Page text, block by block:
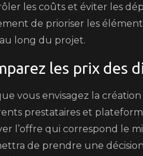
les coûts et éviter les
de prioriser les
long du projet.
les prix des
vous envisagez la
prestataires et
l’offre qui correspond le
de prendre une